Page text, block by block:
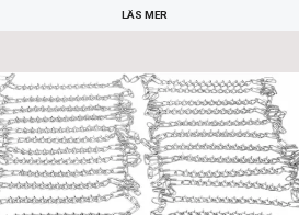
LÄS MER